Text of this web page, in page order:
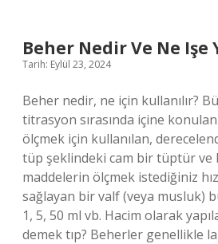
Beher Nedir Ve Ne Işe
Tarih: Eylül 23, 2024
Beher nedir, ne için kullanılır?
titrasyon sırasında içine konulan
ölçmek için kullanılan,
tüp şeklindeki cam bir tüptür ve
maddelerin ölçmek istediğiniz
sağlayan bir valf (veya musluk)
1, 5, 50 ml vb. Hacim olarak
demek tıp? Beherler genellikle